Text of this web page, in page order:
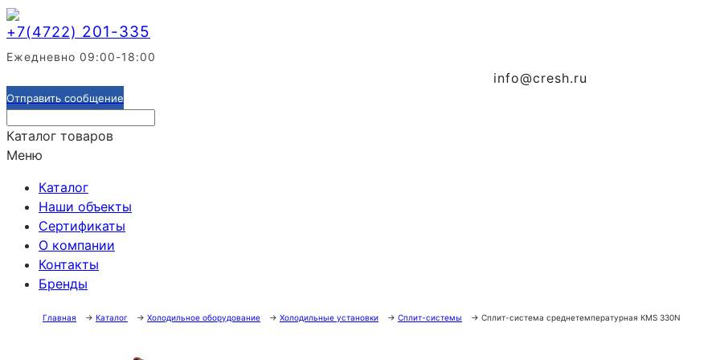
+7(4722) 201-335
Ежедневно 09:00-18:00
info@cresh.ru
Отправить сообщение
Каталог товаров
Меню
Каталог
Наши объекты
Сертификаты
О компании
Контакты
Бренды
Главная → Каталог → Холодильное оборудование → Холодильные установки → Сплит-системы → Сплит-система среднетемпературная КMS 330N